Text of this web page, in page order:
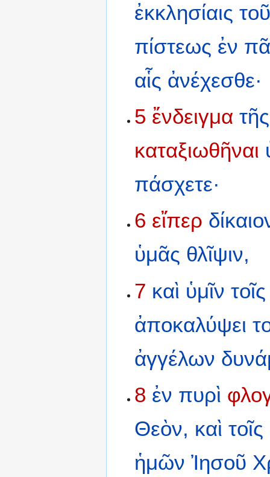
ἐκκλησίαις
πίστεως ἐν
αἷς ἀνέχεσθε·
5 ἔνδειγμα τῆς
καταξιωθῆναι
πάσχετε·
6 εἴπερ
ὑμᾶς θλῖψιν,
7 καὶ ὑμῖν τοῖς
ἀποκαλύψει
ἀγγέλων
8 ἐν πυρὶ
Θεὸν, καὶ τοῖς
ἡμῶν Ἰησοῦ